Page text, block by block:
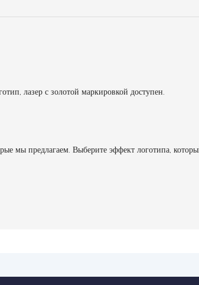
лазер с золотой маркировкой доступен.
мы предлагаем. Выберите эффект логотипа,